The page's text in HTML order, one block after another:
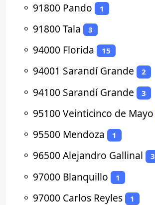
⚬ 91800 Pando 1
⚬ 91800 Tala 3
⚬ 94000 Florida 15
⚬ 94001 Sarandí Grande 2
⚬ 94100 Sarandí Grande 3
⚬ 95100 Veinticinco de Mayo
⚬ 95500 Mendoza 1
⚬ 96500 Alejandro Gallinal 3
⚬ 97000 Blanquillo 1
⚬ 97000 Carlos Reyles 1